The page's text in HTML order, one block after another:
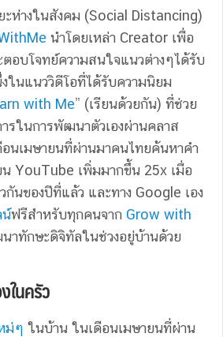
ะห่างในสังคม (Social Distancing)
นำโดยเหล่า Creator เพื่อ
ตอบโจทย์ความสนใจแนวต่างๆได้รับ
ในแนววิดีโอที่ได้รับความนิยม
with Me” (เรียนด้วยกัน) ที่ช่วย
รในการพัฒนาตัวเองผ่านคลาส
อนเมษายนที่ผ่านมาคนไทยค้นหาคำ
น YouTube เพิ่มมากขึ้น 25x เมื่อ
กันของปีที่แล้ว และทาง Google เอง
น์ฟรีสำหรับทุกคนจาก Grow with
าทักษะดิจิทัลในช่วงอยู่บ้านด้วย
ในครัว
ม่ๆ ในบ้าน ในเดือนเมษายนที่ผ่าน